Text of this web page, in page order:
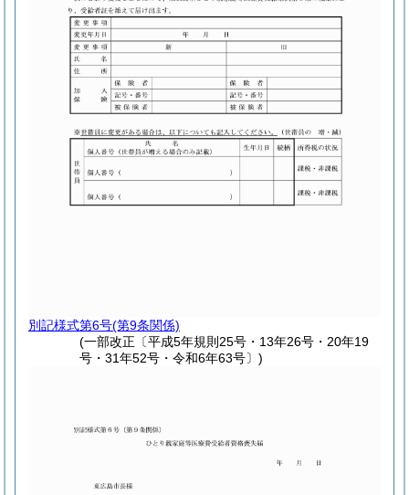
別記様式第6号(第9条関係)
(一部改正〔平成5年規則25号・13年26号・20年19
号・31年52号・令和6年63号〕)